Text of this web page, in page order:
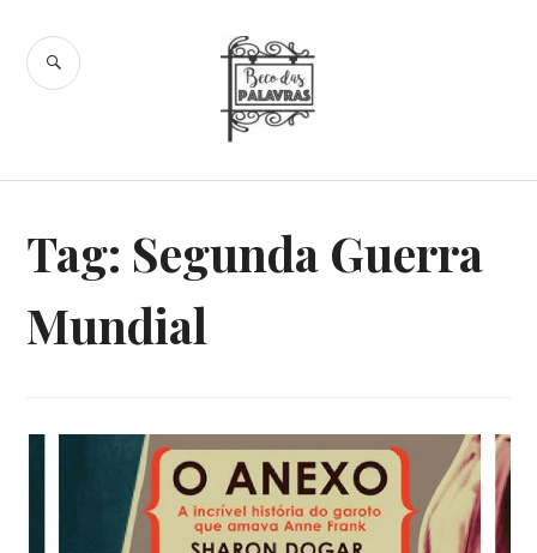
content
Beco das
Palavras
SEARCH
Tag: Segunda Guerra
Mundial